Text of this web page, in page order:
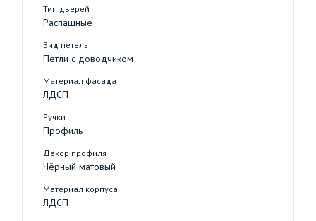
Тип дверей
Распашные
Вид петель
Петли с доводчиком
Материал фасада
ЛДСП
Ручки
Профиль
Декор профиля
Чёрный матовый
Материал корпуса
ЛДСП